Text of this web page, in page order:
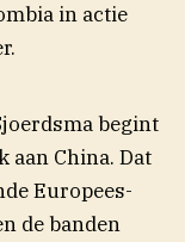
in actie
begint
aan China. Dat
Europees-
de banden